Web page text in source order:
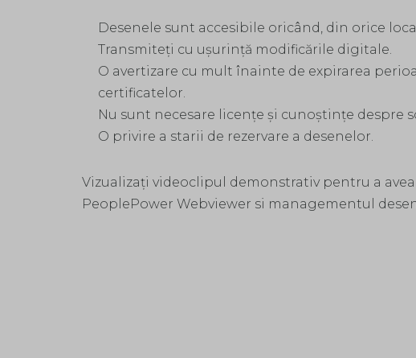
Desenele sunt accesibile oricând, din orice
Transmiteți cu ușurință modificările digitale.
O avertizare cu mult înainte de expirarea
certificatelor.
Nu sunt necesare licențe și cunoștințe despre
O privire a starii de rezervare a desenelor.
Vizualizați videoclipul demonstrativ pentru a
PeoplePower Webviewer si managementul